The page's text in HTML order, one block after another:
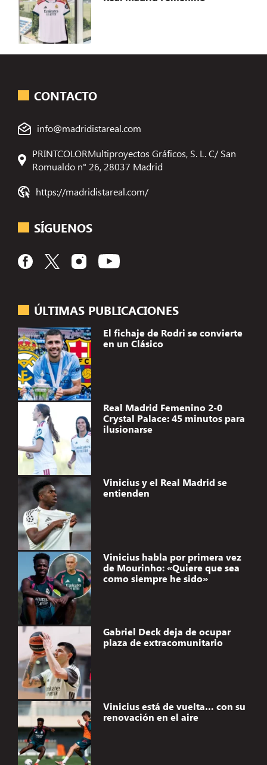
ÚLTIMAS PUBLICACIONES
El fichaje de Rodri se convierte
en un Clásico
Real Madrid Femenino 2-0
Crystal Palace: 45 minutos para
ilusionarse
Vinicius y el Real Madrid se
entienden
Vinicius habla por primera vez
de Mourinho: «Quiere que sea
como siempre he sido»
Gabriel Deck deja de ocupar
plaza de extracomunitario
Vinicius está de vuelta… con su
renovación en el aire
CONTACTO
info@madridistareal.com
PRINTCOLORMultiproyectos Gráficos, S. L. C/ San
Romualdo n° 26, 28037 Madrid
https://madridistareal.com/
SÍGUENOS